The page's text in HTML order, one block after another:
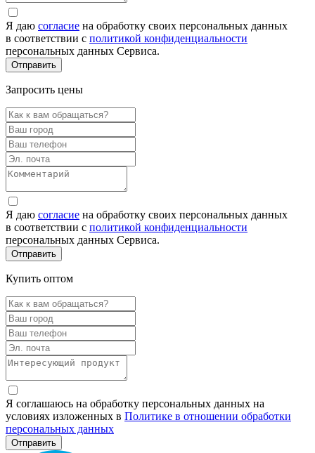
Я даю согласие на обработку своих персональных данных
в соответствии с политикой конфиденциальности
персональных данных Сервиса.
Запросить цены
Я даю согласие на обработку своих персональных данных
в соответствии с политикой конфиденциальности
персональных данных Сервиса.
Купить оптом
Я соглашаюсь на обработку персональных данных на
условиях изложенных в Политике в отношении обработки
персональных данных